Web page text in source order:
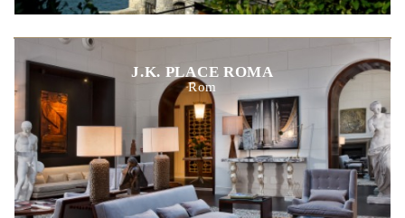
J.K. PLACE ROMA
Rom